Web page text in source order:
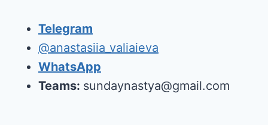
Telegram
@anastasiia_valiaieva
WhatsApp
Teams: sundaynastya@gmail.com